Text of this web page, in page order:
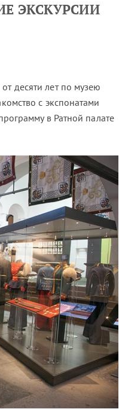
ЭКСКУРСИИ
десяти лет по музею
с экспонатами
в Ратной палате